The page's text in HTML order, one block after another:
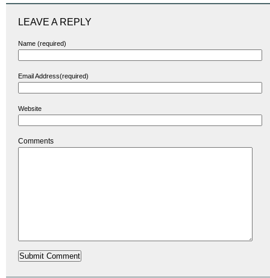
LEAVE A REPLY
Name (required)
Email Address(required)
Website
Comments